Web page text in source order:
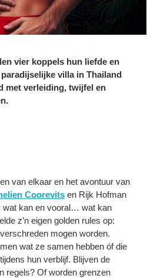
vier koppels hun liefde en
villa in Thailand
met verleiding, twijfel en
van elkaar en het avontuur van
Coorevits en Rijk Hofman
wat kan en vooral… wat kan
z’n eigen golden rules op:
mogen worden.
wat ze samen hebben óf die
hun verblijf. Blijven de
regels? Of worden grenzen